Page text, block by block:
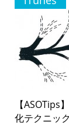
【ASOTips
化テクニック